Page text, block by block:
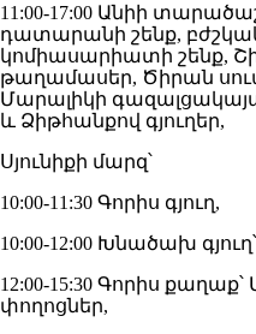
11:00-17:00 Անիի
դատարանի շենք,
կոմիասարիատի շենք,
թաղամասեր, Ծիրան
Մարալիկի
և Ձիթհանքով գյուղեր,
Սյունիքի մարզ՝
10:00-11:30 Գորիս գյուղ,
10:00-12:00 Խնածախ
12:00-15:30 Գորիս
փողոցներ,